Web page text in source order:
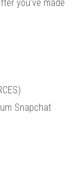
you’ve made
Snapchat